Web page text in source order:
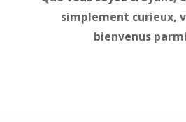
simplement curieux,
bienvenus